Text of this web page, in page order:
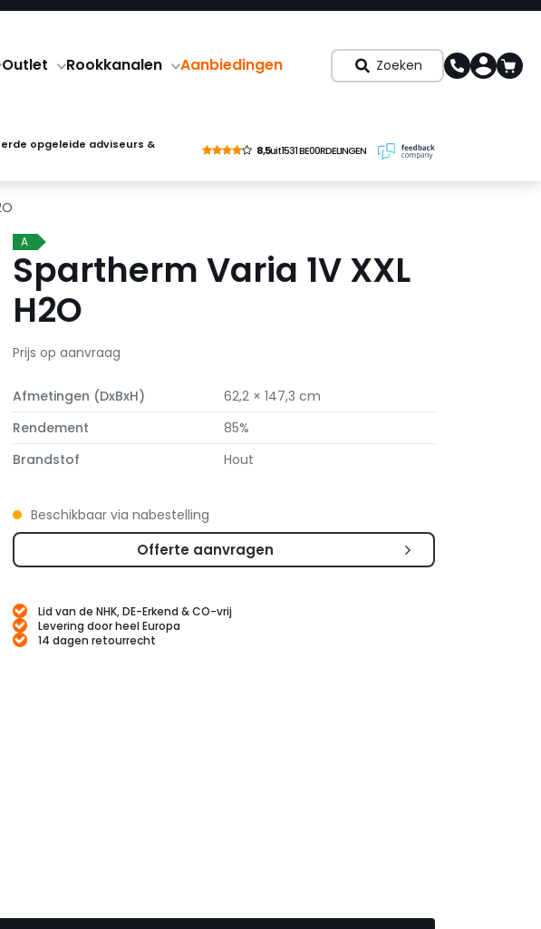
Outlet Rookkanalen Aanbiedingen Zoeken
opgeleide adviseurs &
8,5uit1531 BE00RDELINGEN
A
Spartherm Varia 1V XXL
H2O
Prijs op aanvraag
Afmetingen (DxBxH)
62,2 × 147,3 cm
Rendement
85%
Brandstof
Hout
Beschikbaar via nabestelling
Offerte aanvragen
Lid van de NHK, DE-Erkend & CO-vrij
Levering door heel Europa
14 dagen retourrecht